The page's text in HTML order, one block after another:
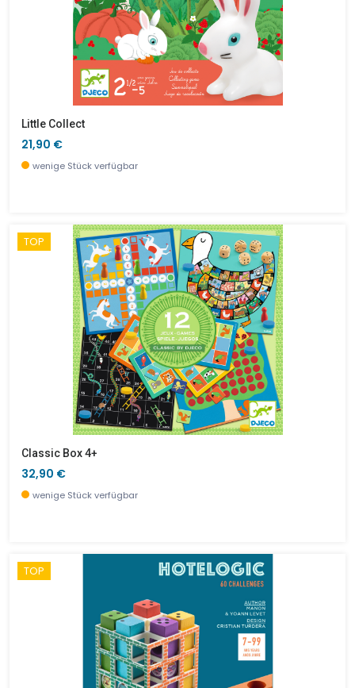
Little Collect
21,90 €
wenige Stück verfügbar
TOP
Classic Box 4+
32,90 €
wenige Stück verfügbar
TOP